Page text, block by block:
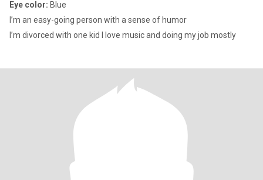
Eye color: Blue
I’m an easy-going person with a sense of humor
I’m divorced with one kid I love music and doing my job mostly